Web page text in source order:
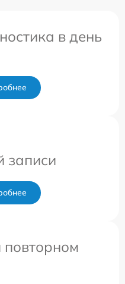
в день
записи